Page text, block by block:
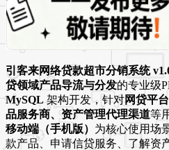
引客来网络贷款超市分销系统
贷领域产品导流与分发的专业级
MySQL 架构开发，针对网贷平
品服务商、资产管理代理渠道等
移动端（手机版） 为核心使用场
款产品、申请信贷服务、了解资